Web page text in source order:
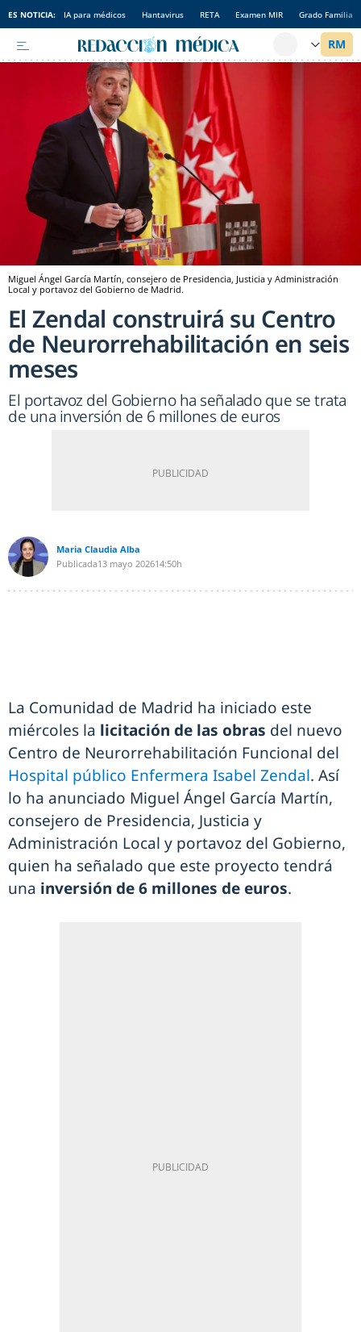
ES NOTICIA: IA para médicos Hantavirus RETA Examen MIR Grado Familia
Miguel Ángel García Martín, consejero de Presidencia, Justicia y Administración
Local y portavoz del Gobierno de Madrid.
El Zendal construirá su Centro
de Neurorrehabilitación en seis
meses
El portavoz del Gobierno ha señalado que se trata
de una inversión de 6 millones de euros
Maria Claudia Alba
Publicada13 mayo 202614:50h
La Comunidad de Madrid ha iniciado este
miércoles la licitación de las obras del nuevo
Centro de Neurorrehabilitación Funcional del
Hospital público Enfermera Isabel Zendal. Así
lo ha anunciado Miguel Ángel García Martín,
consejero de Presidencia, Justicia y
Administración Local y portavoz del Gobierno,
quien ha señalado que este proyecto tendrá
una inversión de 6 millones de euros.